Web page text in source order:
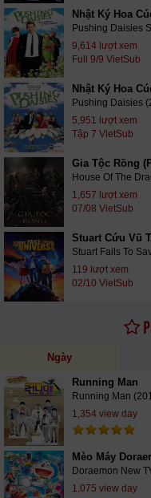
Nhật Ký Hoa
Pushing Daisies
9,614 lượt xem
Full 9/9 VietSub
Nhật Ký Hoa
Pushing Daisies
5,951 lượt xem
Tập 7 VietSub
Gia Tộc Rồng
House Of The
1,657 lượt xem
07/08 VietSub
Stuart Cứu Vũ
Stuart Fails To
119 lượt xem
02/10 VietSub
Ngày
Running Man
Running Man
1,354 view day
Mèo Máy
Doraemon New
1,075 view day